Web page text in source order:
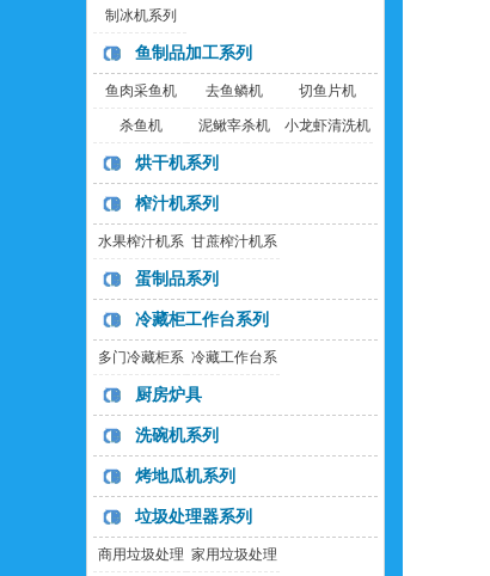
制冰机系列
鱼制品加工系列
鱼肉采鱼机 去鱼鳞机 切鱼片机
杀鱼机 泥鳅宰杀机 小龙虾清洗机
烘干机系列
榨汁机系列
水果榨汁机系
列
甘蔗榨汁机系
蛋制品系列
冷藏柜工作台系列
多门冷藏柜系
列
冷藏工作台系
厨房炉具
洗碗机系列
烤地瓜机系列
垃圾处理器系列
商用垃圾处理 家用垃圾处理